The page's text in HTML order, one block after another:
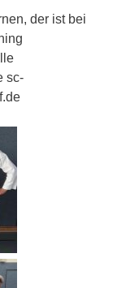
der ist bei
sc-